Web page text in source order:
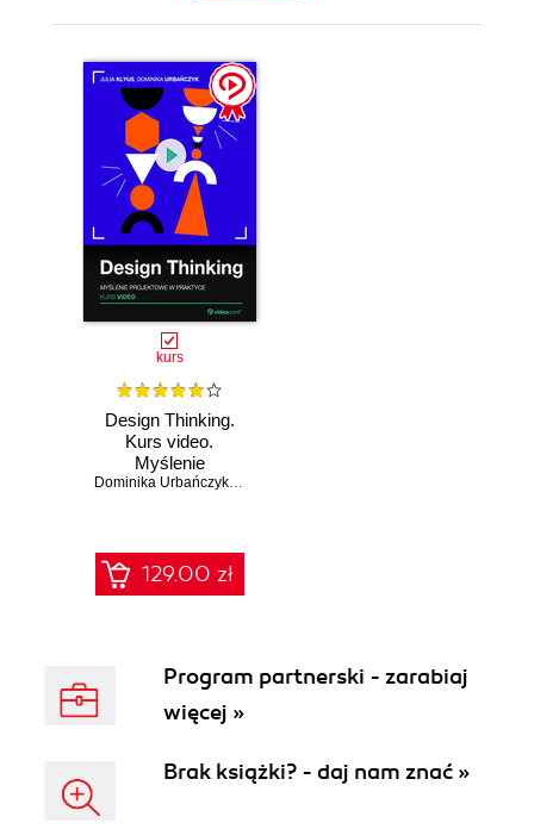
kurs
Design Thinking.
Kurs video.
Myślenie
projektowe w Dominika Urbańczyk
,Julia Klyus
129.00 zł
Program partnerski - zarabiaj
więcej »
Brak książki? - daj nam znać »